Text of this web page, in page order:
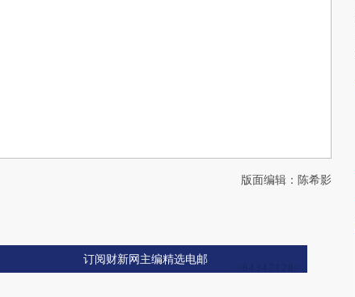
版面编辑：陈希影
订阅财新网主编精选电邮